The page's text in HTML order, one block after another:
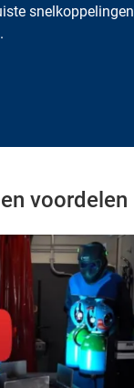
voordelen